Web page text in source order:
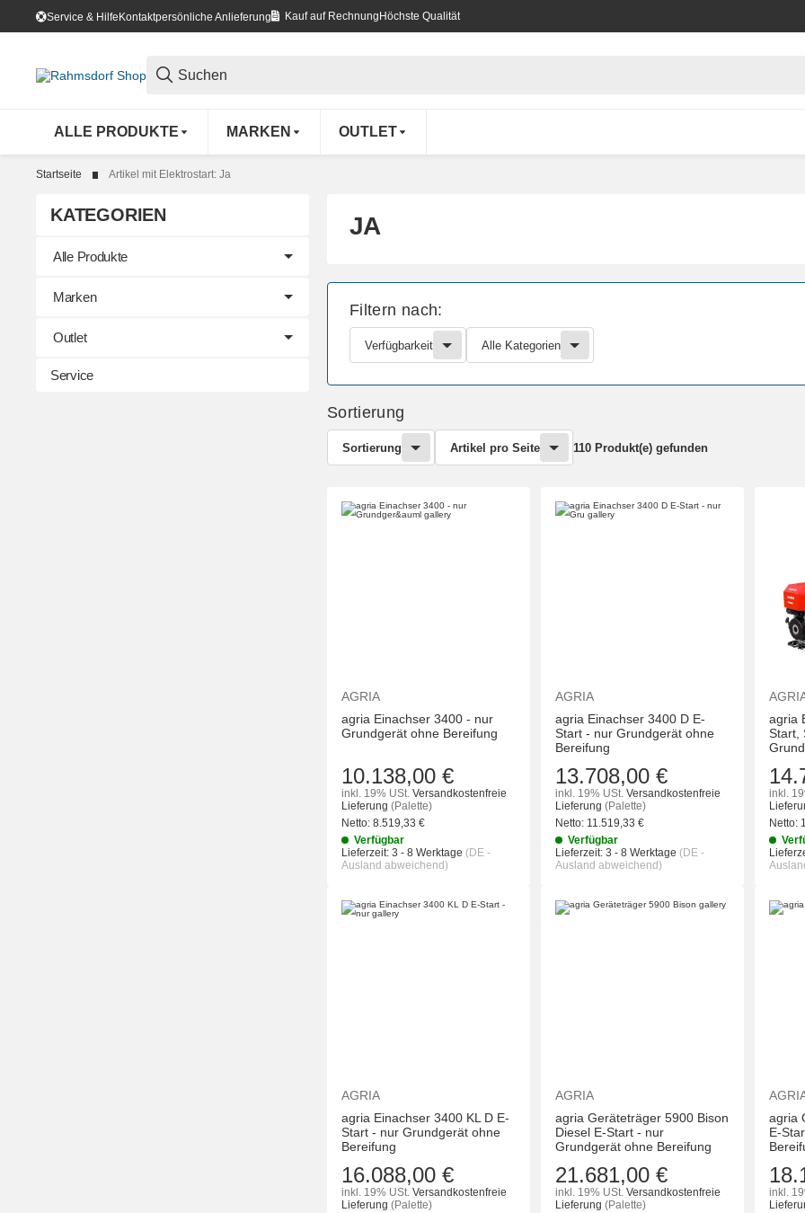
Service & HilfeKontaktpersönliche Anlieferung Kauf auf Rechnung Höchste Qualität
ALLE PRODUKTE MARKEN OUTLET
Startseite Artikel mit Elektrostart: Ja
JA
Filtern nach:
Verfügbarkeit Alle Kategorien
Sortierung
Sortierung Artikel pro Seite 110 Produkt(e) gefunden
AGRIA
agria Einachser 3400 - nur
Grundgerät ohne Bereifung
10.138,00 €
inkl. 19% USt. Versandkostenfreie
Lieferung (Palette)
Netto: 8.519,33 €
Verfügbar
Lieferzeit: 3 - 8 Werktage (DE -
Ausland abweichend)
AGRIA
agria Einachser 3400 D E-
Start - nur Grundgerät ohne
Bereifung
13.708,00 €
inkl. 19% USt. Versandkostenfreie
Lieferung (Palette)
Netto: 11.519,33 €
Verfügbar
Lieferzeit: 3 - 8 Werktage (DE -
Ausland abweichend)
agria
Start,
inkl.
Netto:
AGRIA
agria Einachser 3400 KL D E-
Start - nur Grundgerät ohne
Bereifung
16.088,00 €
inkl. 19% USt. Versandkostenfreie
Lieferung (Palette)
AGRIA
agria Geräteträger 5900 Bison
Diesel E-Start - nur
Grundgerät ohne Bereifung
21.681,00 €
inkl. 19% USt. Versandkostenfreie
Lieferung (Palette)
agria
E-
inkl.
KATEGORIEN
Alle Produkte
Marken
Outlet
Service